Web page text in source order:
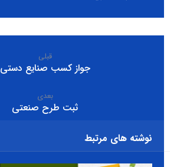
قبلی
جواز کسب صنایع دستی
بعدی
ثبت طرح صنعتی
نوشته های مرتبط